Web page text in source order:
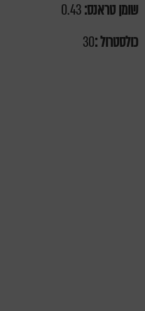
שומן טראנס:
כולסטרול :30